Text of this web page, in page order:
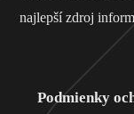
najlepší zdroj
Podmienky